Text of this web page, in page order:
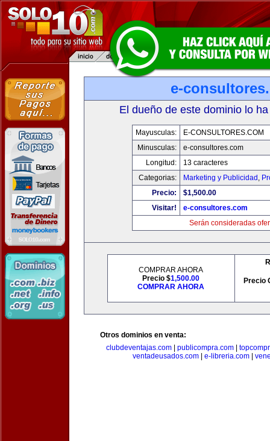
e-
El dueño de este dominio lo
Mayusculas:
E-CONSULTORES.COM
Minusculas:
e-consultores.com
Longitud:
13 caracteres
Categorias:
Marketing y Publicidad ,
Precio:
$1,500.00
Visitar!
e-consultores.com
Serán consideradas
COMPRAR AHORA
Precio $1,500.00
COMPRAR AHORA
Precio
Otros dominios en venta:
clubdeventajas.com
publicompra.com
ventadeusados.com| e-libreria.com|